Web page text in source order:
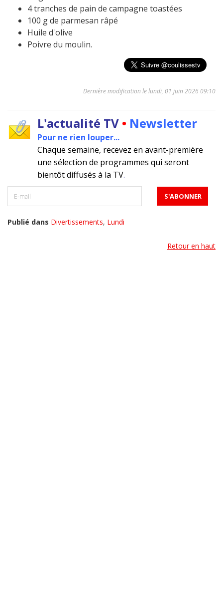
4 tranches de pain de campagne toastées
100 g de parmesan râpé
Huile d'olive
Poivre du moulin.
Dernière modification le lundi, 01 juin 2026 09:10
L'actualité TV • Newsletter
Pour ne rien louper...
Chaque semaine, recevez en avant-première
une sélection de programmes qui seront
bientôt diffusés à la TV.
Publié dans Divertissements, Lundi
Retour en haut